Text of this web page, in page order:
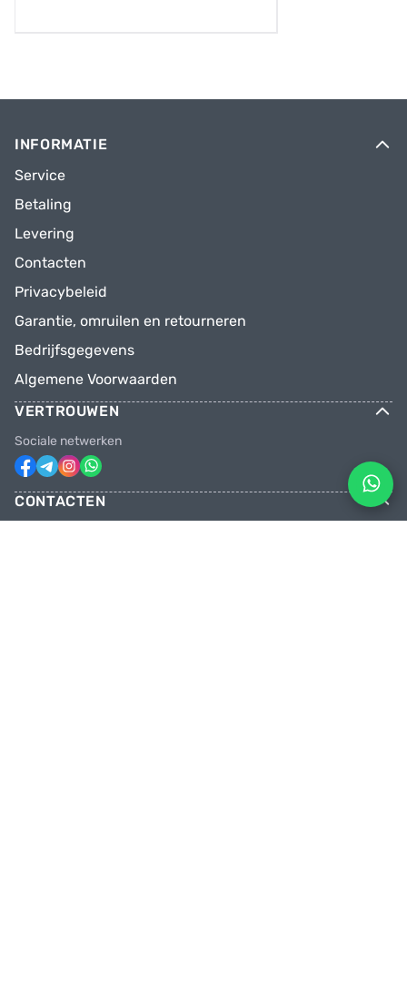
INFORMATIE
Service
Betaling
Levering
Contacten
Privacybeleid
Garantie, omruilen en retourneren
Bedrijfsgegevens
Algemene Voorwaarden
VERTROUWEN
Sociale netwerken
CONTACTEN